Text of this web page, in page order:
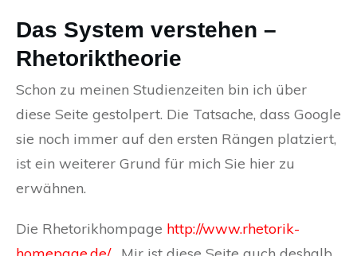
Das System verstehen –
Rhetoriktheorie
Schon zu meinen Studienzeiten bin ich über
diese Seite gestolpert. Die Tatsache, dass Google
sie noch immer auf den ersten Rängen platziert,
ist ein weiterer Grund für mich Sie hier zu
erwähnen.
Die Rhetorikhompage http://www.rhetorik-